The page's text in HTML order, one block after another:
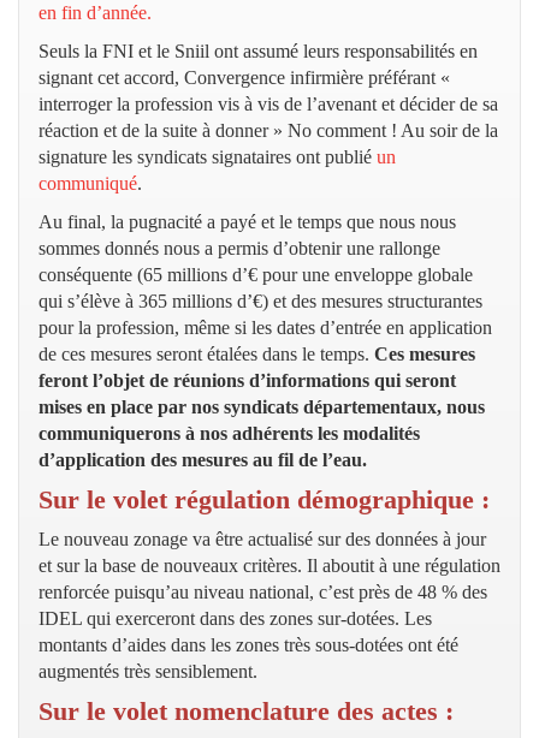
en fin d’année.
Seuls la FNI et le Sniil ont assumé leurs responsabilités en
signant cet accord, Convergence infirmière préférant «
interroger la profession vis à vis de l’avenant et décider de sa
réaction et de la suite à donner » No comment ! Au soir de la
signature les syndicats signataires ont publié un
communiqué.
Au final, la pugnacité a payé et le temps que nous nous
sommes donnés nous a permis d’obtenir une rallonge
conséquente (65 millions d’€ pour une enveloppe globale
qui s’élève à 365 millions d’€) et des mesures structurantes
pour la profession, même si les dates d’entrée en application
de ces mesures seront étalées dans le temps. Ces mesures
feront l’objet de réunions d’informations qui seront
mises en place par nos syndicats départementaux, nous
communiquerons à nos adhérents les modalités
d’application des mesures au fil de l’eau.
Sur le volet régulation démographique :
Le nouveau zonage va être actualisé sur des données à jour
et sur la base de nouveaux critères. Il aboutit à une régulation
renforcée puisqu’au niveau national, c’est près de 48 % des
IDEL qui exerceront dans des zones sur-dotées. Les
montants d’aides dans les zones très sous-dotées ont été
augmentés très sensiblement.
Sur le volet nomenclature des actes :